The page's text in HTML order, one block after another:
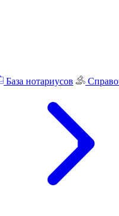
База нотариусов